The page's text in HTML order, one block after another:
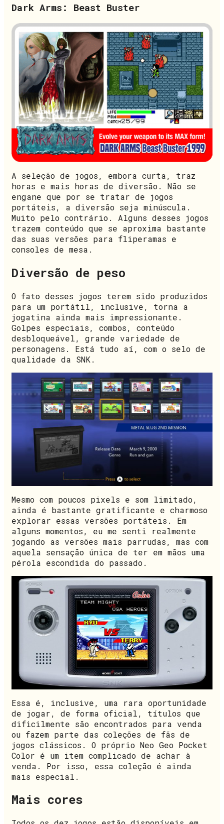
Dark Arms: Beast Buster
A seleção de jogos, embora curta, traz
horas e mais horas de diversão. Não se
engane que por se tratar de jogos
portáteis, a diversão seja minúscula.
Muito pelo contrário. Alguns desses jogos
trazem conteúdo que se aproxima bastante
das suas versões para fliperamas e
consoles de mesa.
Diversão de peso
O fato desses jogos terem sido produzidos
para um portátil, inclusive, torna a
jogatina ainda mais impressionante.
Golpes especiais, combos, conteúdo
desbloqueável, grande variedade de
personagens. Está tudo aí, com o selo de
qualidade da SNK.
Mesmo com poucos pixels e som limitado,
ainda é bastante gratificante e charmoso
explorar essas versões portáteis. Em
alguns momentos, eu me senti realmente
jogando as versões mais parrudas, mas com
aquela sensação única de ter em mãos uma
pérola escondida do passado.
Essa é, inclusive, uma rara oportunidade
de jogar, de forma oficial, títulos que
dificilmente são encontrados para venda
ou fazem parte das coleções de fãs de
jogos clássicos. O próprio Neo Geo Pocket
Color é um item complicado de achar à
venda. Por isso, essa coleção é ainda
mais especial.
Mais cores